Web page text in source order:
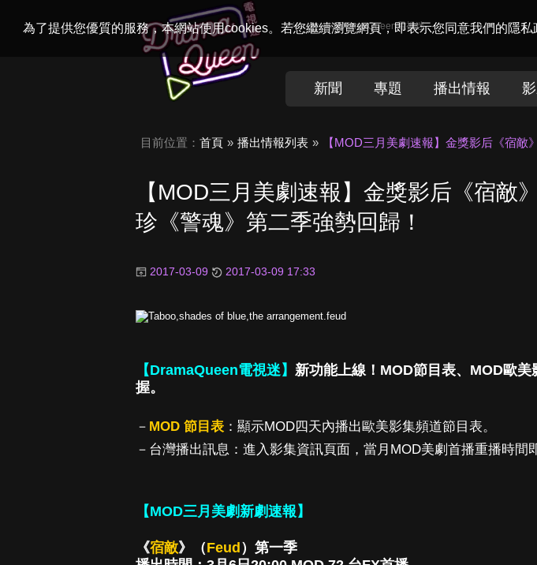
為了提供您優質的服務，本網站使用cookies。若您繼續瀏覽網頁，即表示您同意我們的隱私
Welcome toDramaQueen電視迷
新聞 專題 播出情報
目前位置： 首頁 播出情報列表 【MOD三月美劇速報】金獎影后《宿敵
【MOD三月美劇速報】金獎影后《宿敵
珍《警魂》第二季強勢回歸！
2017-03-09 2017-03-09 17:33
【DramaQueen電視迷】 新功能上線！MOD節目表、MOD歐
握。
－ MOD 節目表 ：顯示MOD四天內播出歐美影集頻道節目表。
－台灣播出訊息：進入影集資訊頁面，當月MOD美劇首播重播時間
【MOD三月美劇新劇速報】
《宿敵》（Feud）第一季